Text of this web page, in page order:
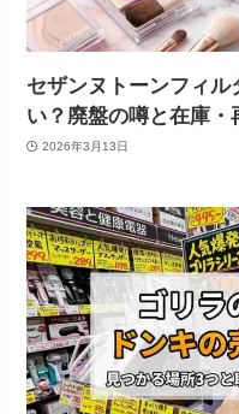
セザンヌトーンフィ
い？廃盤の噂と在庫・
2026年3月13日